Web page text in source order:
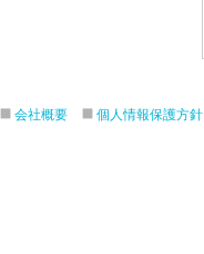
会社概要 個人情報保護方針